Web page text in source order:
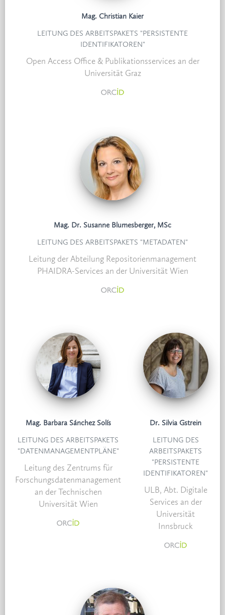
Mag. Christian Kaier
LEITUNG DES ARBEITSPAKETS "PERSISTENTE
IDENTIFIKATOREN"
Open Access Office & Publikationsservices an der
Universität Graz
Mag. Dr. Susanne Blumesberger, MSc
LEITUNG DES ARBEITSPAKETS "METADATEN"
Leitung der Abteilung Repositorienmanagement
PHAIDRA-Services an der Universität Wien
Mag. Barbara Sánchez Solís
LEITUNG DES ARBEITSPAKETS
"DATENMANAGEMENTPLÄNE"
Leitung des Zentrums für
Forschungsdatenmanagement
an der Technischen
Universität Wien
Dr. Silvia Gstrein
LEITUNG DES
ARBEITSPAKETS
"PERSISTENTE
IDENTIFIKATOREN"
ULB, Abt. Digitale
Services an der
Universität
Innsbruck